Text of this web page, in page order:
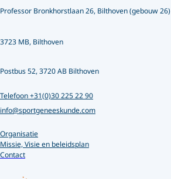
Organisatie
Missie, Visie en beleidsplan
Contact
Professor Bronkhorstlaan 26, Bilthoven (gebouw 26)
3723 MB, Bilthoven
Postbus 52, 3720 AB Bilthoven
Telefoon +31(0)30 225 22 90
info@sportgeneeskunde.com